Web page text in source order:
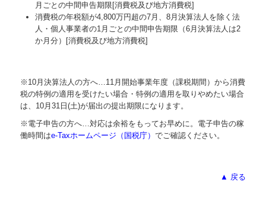
月ごとの中間申告期限[消費税及び地方消費税]
消費税の年税額が4,800万円超の7月、8月決算法人を除く法
人・個人事業者の1月ごとの中間申告期限（6月決算法人は2
か月分）[消費税及び地方消費税]
※10月決算法人の方へ…11月開始事業年度（課税期間）から消費
税の特例の適用を受けたい場合・特例の適用を取りやめたい場合
は、10月31日(土)が届出の提出期限になります。
※電子申告の方へ…対応は余裕をもってお早めに。電子申告の稼
働時間はe-Taxホームページ（国税庁）でご確認ください。
▲ 戻る